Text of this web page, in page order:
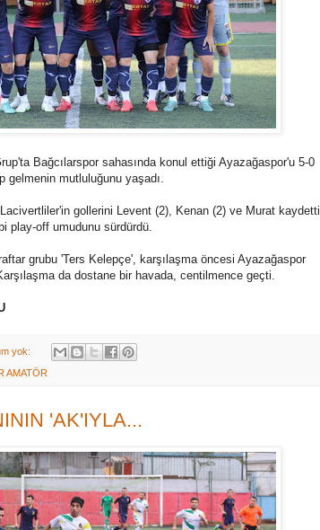
Bağcılarspor sahasında konul ettiği Ayazağaspor'u 5-0
mutluluğunu yaşadı.
Lacivertliler'in gollerini Levent (2), Kenan (2) ve Murat kaydetti.
play-off umudunu sürdürdü.
grubu 'Ters Kelepçe', karşılaşma öncesi Ayazağaspor
da dostane bir havada, centilmence geçti.
yok:
AMATÖR
'AK'IYLA...